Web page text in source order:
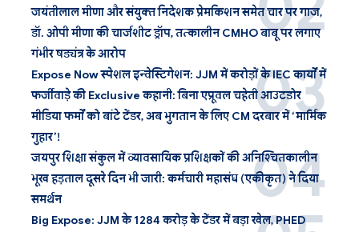
जयंतीलाल मीणा और संयुक्त निदेशक प्रेमकिशन समेत चार पर गाज,
डॉ. ओपी मीणा की चार्जशीट ड्रॉप, तत्कालीन CMHO बाबू पर लगाए
गंभीर षड्यंत्र के आरोप
Expose Now स्पेशल इन्वेस्टिगेशन: JJM में करोड़ों के IEC कार्यों में
फर्जीवाड़े की Exclusive कहानी: बिना एप्रूवल चहेती आउटडोर
मीडिया फर्मों को बांटे टेंडर, अब भुगतान के लिए CM दरबार में ‘मार्मिक
गुहार’!
जयपुर शिक्षा संकुल में व्यावसायिक प्रशिक्षकों की अनिश्चितकालीन
भूख हड़ताल दूसरे दिन भी जारी: कर्मचारी महासंघ (एकीकृत) ने दिया
समर्थन
Big Expose: JJM के 1284 करोड़ के टेंडर में बड़ा खेल, PHED